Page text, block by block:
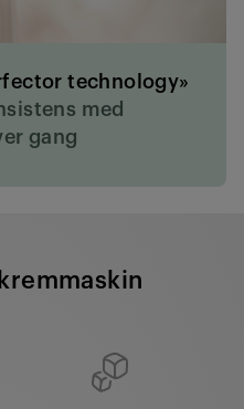
technology»
med
gang